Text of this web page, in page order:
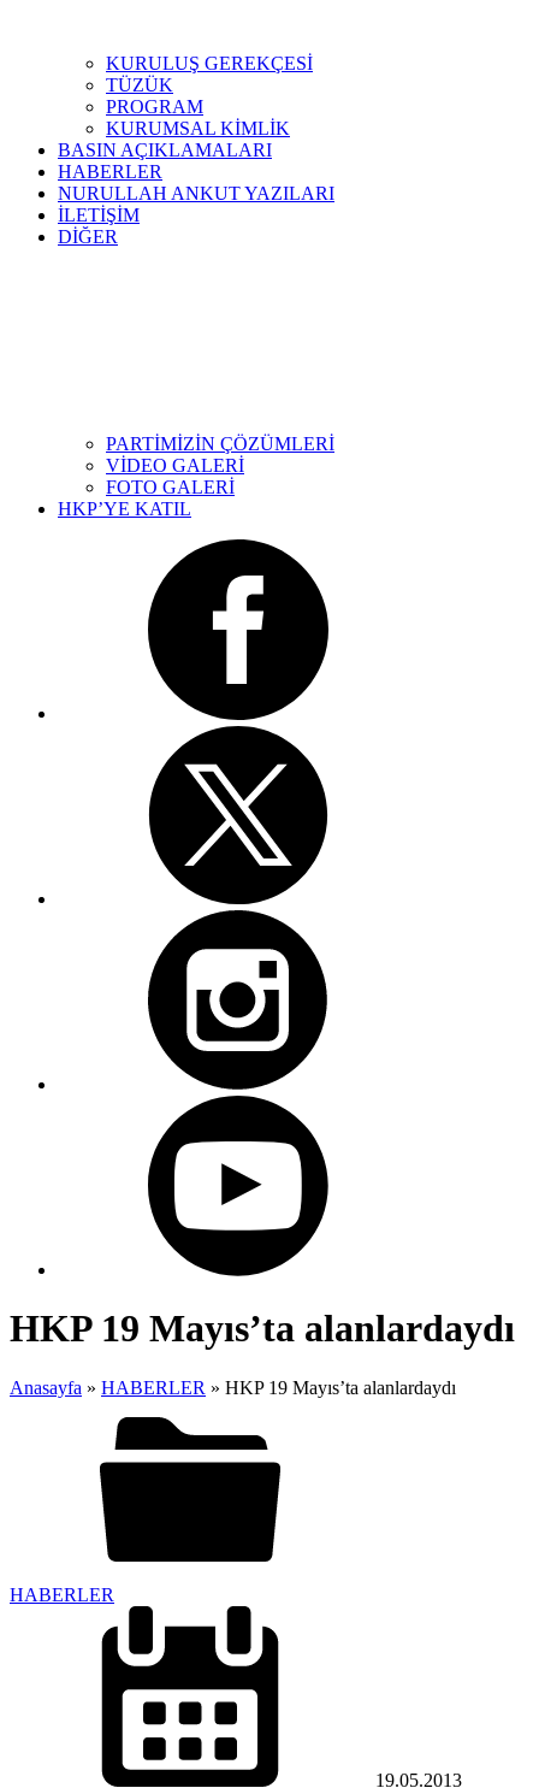
KURULUŞ GEREKÇESİ
TÜZÜK
PROGRAM
KURUMSAL KİMLİK
BASIN AÇIKLAMALARI
HABERLER
NURULLAH ANKUT YAZILARI
İLETİŞİM
DİĞER
PARTİMİZİN ÇÖZÜMLERİ
VİDEO GALERİ
FOTO GALERİ
HKP’YE KATIL
HKP 19 Mayıs’ta alanlardaydı
Anasayfa » HABERLER » HKP 19 Mayıs’ta alanlardaydı
HABERLER
19.05.2013